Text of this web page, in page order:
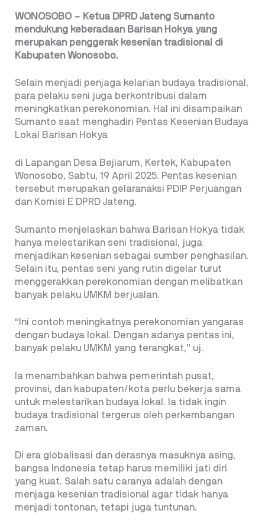
WONOSOBO – Ketua DPRD Jateng Sumanto
mendukung keberadaan Barisan Hokya yang
merupakan penggerak kesenian tradisional di
Kabupaten Wonosobo.
Selain menjadi penjaga kelarian budaya tradisional,
para pelaku seni juga berkontribusi dalam
meningkatkan perekonomian. Hal ini disampaikan
Sumanto saat menghadiri Pentas Kesenian Budaya
Lokal Barisan Hokya
di Lapangan Desa Bejiarum, Kertek, Kabupaten
Wonosobo, Sabtu, 19 April 2025. Pentas kesenian
tersebut merupakan gelaranaksi PDIP Perjuangan
dan Komisi E DPRD Jateng.
Sumanto menjelaskan bahwa Barisan Hokya tidak
hanya melestarikan seni tradisional, juga
menjadikan kesenian sebagai sumber penghasilan.
Selain itu, pentas seni yang rutin digelar turut
menggerakkan perekonomian dengan melibatkan
banyak pelaku UMKM berjualan.
“Ini contoh meningkatnya perekonomian yangaras
dengan budaya lokal. Dengan adanya pentas ini,
banyak pelaku UMKM yang terangkat,” uj.
Ia menambahkan bahwa pemerintah pusat,
provinsi, dan kabupaten/kota perlu bekerja sama
untuk melestarikan budaya lokal. Ia tidak ingin
budaya tradisional tergerus oleh perkembangan
zaman.
Di era globalisasi dan derasnya masuknya asing,
bangsa Indonesia tetap harus memiliki jati diri
yang kuat. Salah satu caranya adalah dengan
menjaga kesenian tradisional agar tidak hanya
menjadi tontonan, tetapi juga tuntunan.